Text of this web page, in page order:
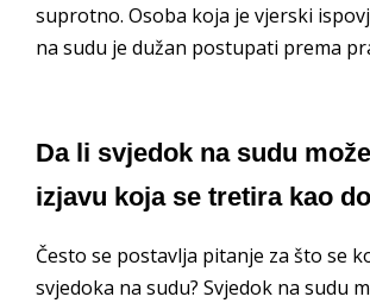
suprotno. Osoba koja je vjerski
na sudu je dužan postupati prema
Da li svjedok na sudu
izjavu koja se tretira kao
Često se postavlja pitanje za što se
svjedoka na sudu? Svjedok na sudu